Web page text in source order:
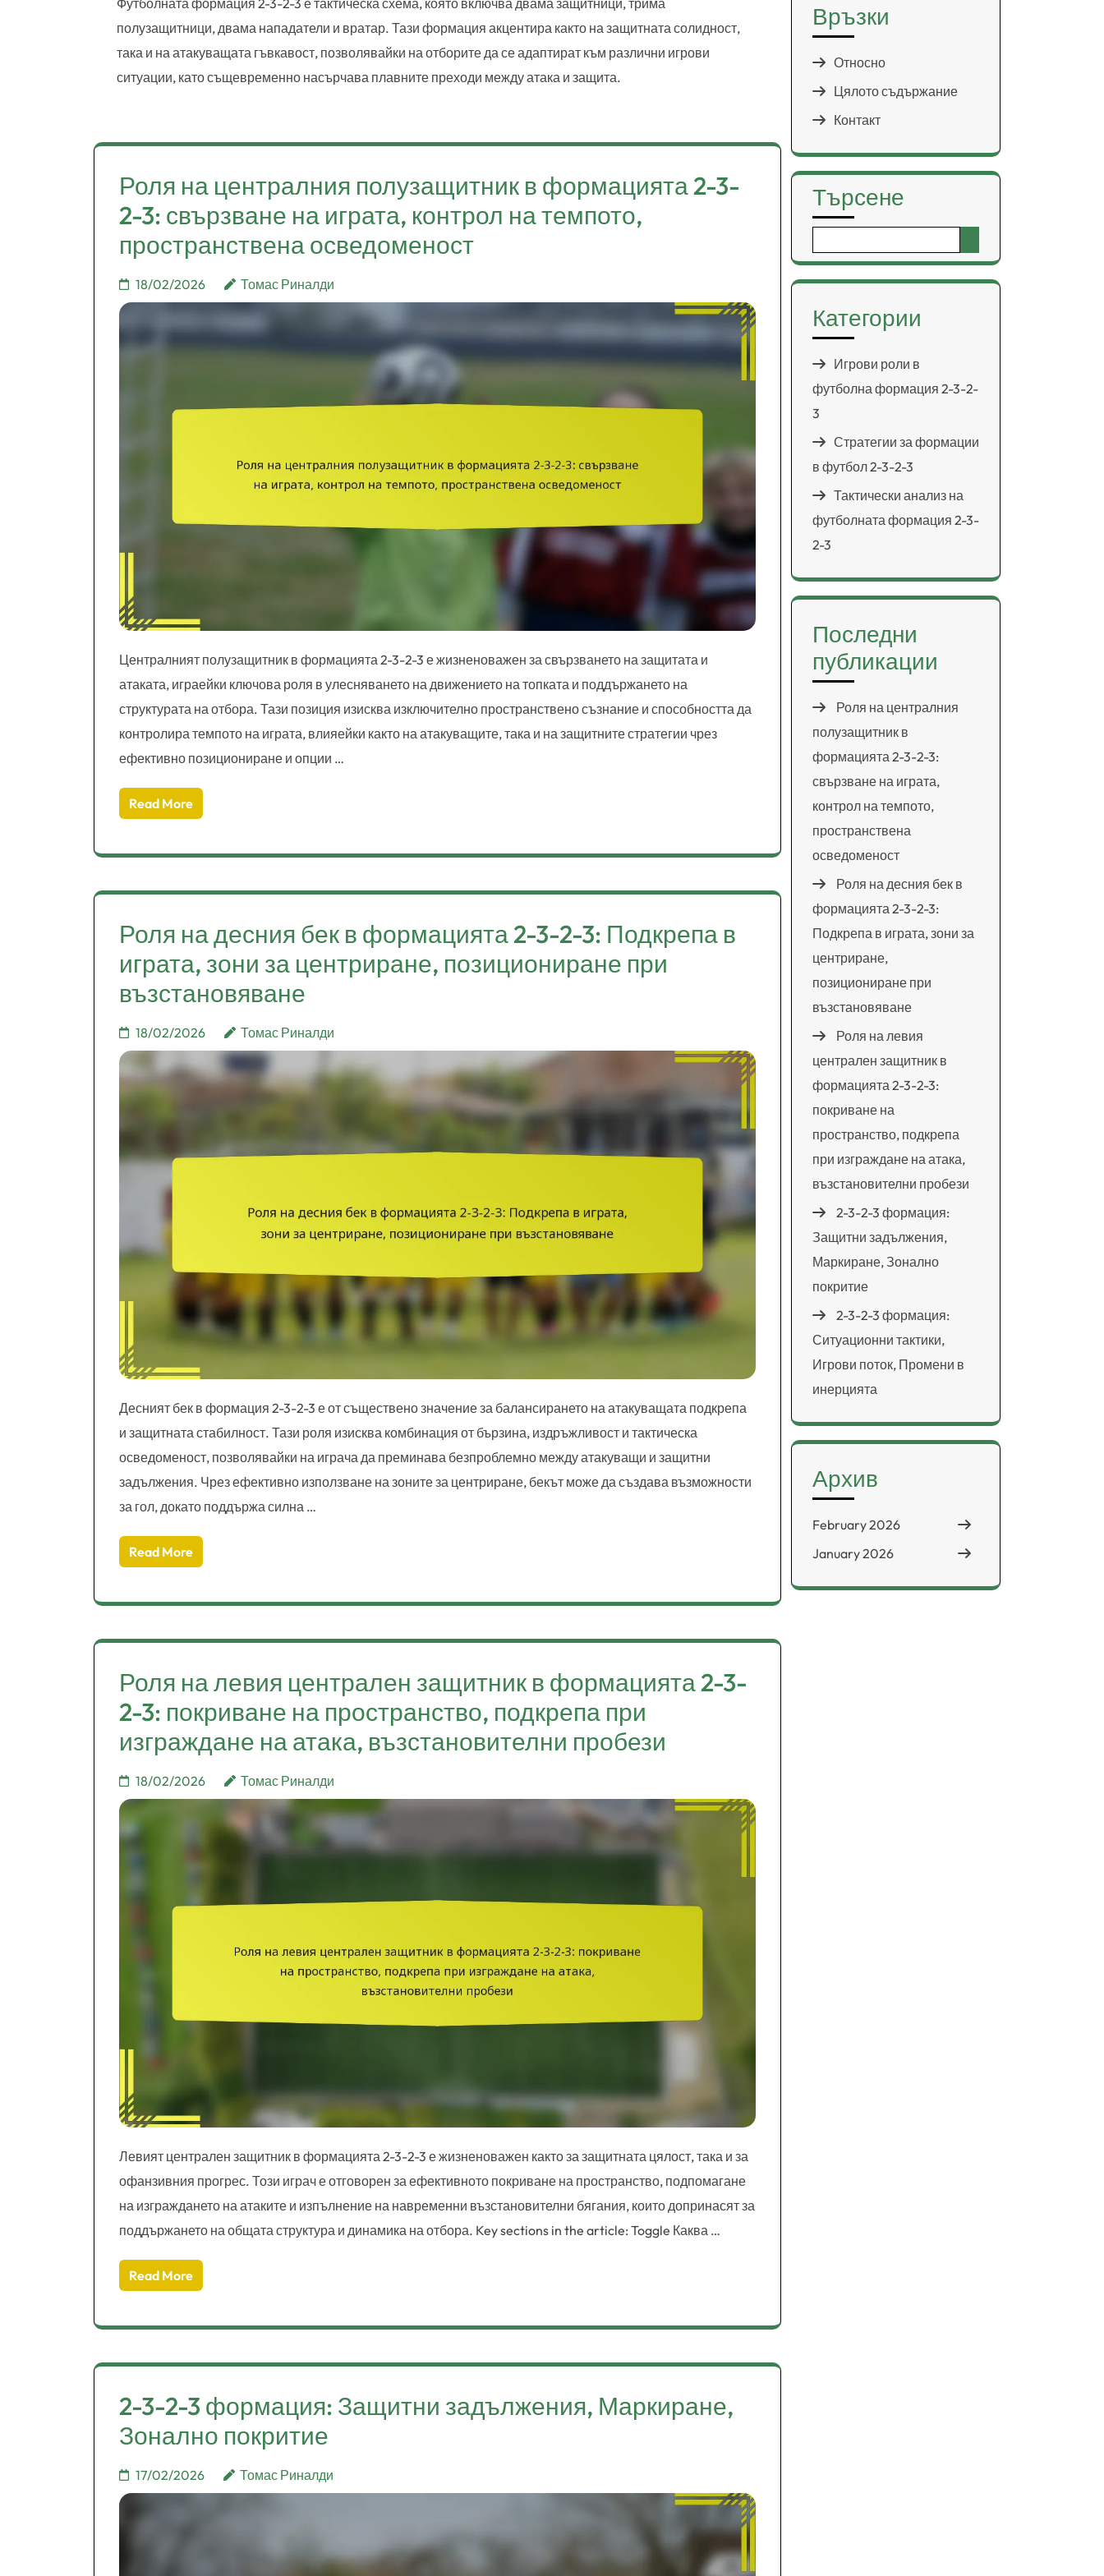
Футболната формация 2-3-2-3 е тактическа схема, която включва двама защитници, трима
полузащитници, двама нападатели и вратар. Тази формация акцентира както на защитната солидност,
така и на атакуващата гъвкавост, позволявайки на отборите да се адаптират към различни игрови
ситуации, като същевременно насърчава плавните преходи между атака и защита.
Роля на централния полузащитник в формацията 2-3-
2-3: свързване на играта, контрол на темпото,
пространствена осведоменост
18/02/2026 Томас Риналди
Централният полузащитник в формацията 2-3-2-3 е жизненоважен за свързването на защитата и
атаката, играейки ключова роля в улесняването на движението на топката и поддържането на
структурата на отбора. Тази позиция изисква изключително пространствено съзнание и способността да
контролира темпото на играта, влияейки както на атакуващите, така и на защитните стратегии чрез
ефективно позициониране и опции …
Read More
Роля на десния бек в формацията 2-3-2-3: Подкрепа в
играта, зони за центриране, позициониране при
възстановяване
18/02/2026 Томас Риналди
Десният бек в формация 2-3-2-3 е от съществено значение за балансирането на атакуващата подкрепа
и защитната стабилност. Тази роля изисква комбинация от бързина, издръжливост и тактическа
осведоменост, позволявайки на играча да преминава безпроблемно между атакуващи и защитни
задължения. Чрез ефективно използване на зоните за центриране, бекът може да създава възможности
за гол, докато поддържа силна …
Read More
Роля на левия централен защитник в формацията 2-3-
2-3: покриване на пространство, подкрепа при
изграждане на атака, възстановителни пробези
18/02/2026 Томас Риналди
Левият централен защитник в формацията 2-3-2-3 е жизненоважен както за защитната цялост, така и за
офанзивния прогрес. Този играч е отговорен за ефективното покриване на пространство, подпомагане
на изграждането на атаките и изпълнение на навременни възстановителни бягания, които допринасят за
поддържането на общата структура и динамика на отбора. Key sections in the article: Toggle Каква …
Read More
2-3-2-3 формация: Защитни задължения, Маркиране,
Зонално покритие
17/02/2026 Томас Риналди
Връзки
Относно
Цялото съдържание
Контакт
Търсене
for:
Категории
Игрови роли в
футболна формация 2-3-2-
3
Стратегии за формации
в футбол 2-3-2-3
Тактически анализ на
футболната формация 2-3-
2-3
Последни
публикации
Роля на централния
полузащитник в
формацията 2-3-2-3:
свързване на играта,
контрол на темпото,
пространствена
осведоменост
Роля на десния бек в
формацията 2-3-2-3:
Подкрепа в играта, зони за
центриране,
позициониране при
възстановяване
Роля на левия
централен защитник в
формацията 2-3-2-3:
покриване на
пространство, подкрепа
при изграждане на атака,
възстановителни пробези
2-3-2-3 формация:
Защитни задължения,
Маркиране, Зонално
покритие
2-3-2-3 формация:
Ситуационни тактики,
Игрови поток, Промени в
инерцията
Архив
February 2026
January 2026